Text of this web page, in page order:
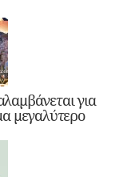
για
μεγαλύτερο